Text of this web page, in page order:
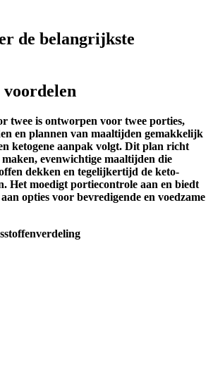
de belangrijkste
twee is ontworpen voor twee porties,
en plannen van maaltijden gemakkelijk
ketogene aanpak volgt. Dit plan richt
evenwichtige maaltijden die
dekken en tegelijkertijd de keto-
Het moedigt portiecontrole aan en biedt
opties voor bevredigende en voedzame